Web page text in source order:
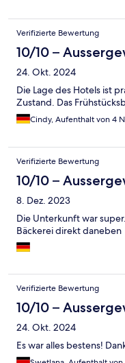
Verifizierte Bewertung
10/10 –
24. Okt. 2024
Die Lage des Hotels ist
Zustand. Das
Cindy, Aufenthalt von 4
Verifizierte Bewertung
10/10 –
8. Dez. 2023
Die Unterkunft war
Bäckerei direkt daneben
Verifizierte Bewertung
10/10 –
24. Okt. 2024
Es war alles bestens!